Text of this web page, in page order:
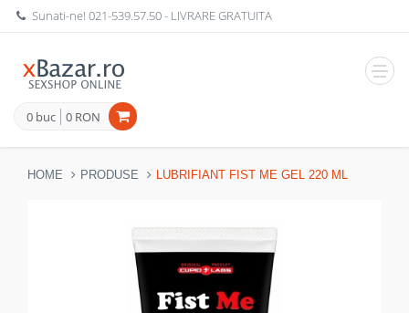
Sunati-ne!021-539.57.50- LIVRARE GRATUITA
0 buc 0 RON
HOME PRODUSE LUBRIFIANT FIST ME GEL 220 ML